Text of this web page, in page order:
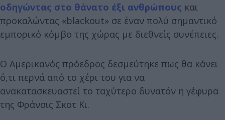
οδηγώντας στο θάνατο έξι ανθρώπους και
προκαλώντας «blackout» σε έναν πολύ σημαντικό
εμπορικό κόμβο της χώρας με διεθνείς συνέπειες.
Ο Αμερικανός πρόεδρος δεσμεύτηκε πως θα κάνει
ό,τι περνά από το χέρι του για να
ανακατασκευαστεί το ταχύτερο δυνατόν η γέφυρα
της Φράνσις Σκοτ Κι.